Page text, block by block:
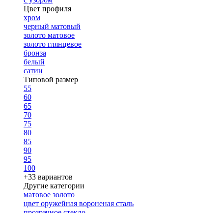
Цвет профиля
хром
черный матовый
золото матовое
золото глянцевое
бронза
белый
сатин
Типовой размер
55
60
65
70
75
80
85
90
95
100
+33 вариантов
Другие категории
матовое золото
цвет оружейная вороненая сталь